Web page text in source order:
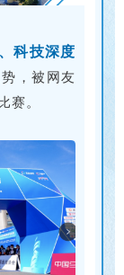
科技深度
，被网友
赛。